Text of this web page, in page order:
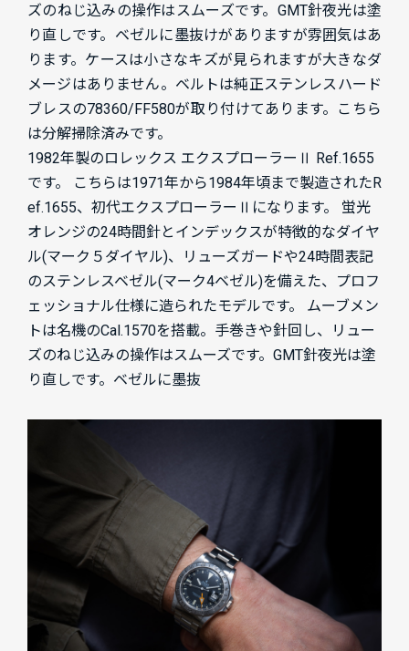
ズのねじ込みの操作はスムーズです。GMT針夜光は塗
り直しです。ベゼルに墨抜けがありますが雰囲気はあ
ります。ケースは小さなキズが見られますが大きなダ
メージはありません。ベルトは純正ステンレスハード
ブレスの78360/FF580が取り付けてあります。こちら
は分解掃除済みです。
1982年製のロレックス エクスプローラーⅡ Ref.1655
です。 こちらは1971年から1984年頃まで製造されたR
ef.1655、初代エクスプローラーⅡになります。 蛍光
オレンジの24時間針とインデックスが特徴的なダイヤ
ル(マーク５ダイヤル)、リューズガードや24時間表記
のステンレスベゼル(マーク4ベゼル)を備えた、プロフ
ェッショナル仕様に造られたモデルです。 ムーブメン
トは名機のCal.1570を搭載。手巻きや針回し、リュー
ズのねじ込みの操作はスムーズです。GMT針夜光は塗
り直しです。ベゼルに墨抜